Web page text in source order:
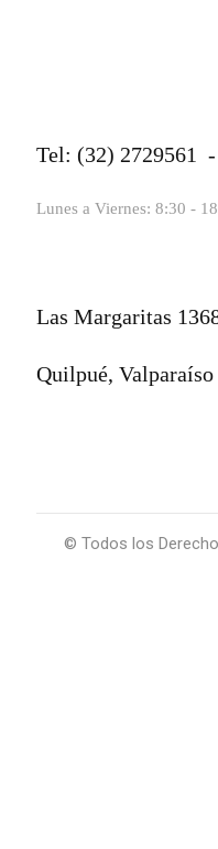
Tel: (32) 2729561
Lunes a Viernes: 8:30 -
Las Margaritas
Quilpué, Valparaíso
© Todos los